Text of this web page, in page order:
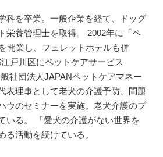
科を卒業。一般企業を経て、ドッグ
栄養管理士を取得。 2002年に「ペ
開業し、フェレットホテルも併
戸川区にペットケアサービス
社団法人JAPANペットケアマネー
表理事として老犬の介護予防、問題
ウのセミナーを実施。老犬介護のプ
いる。 「愛犬の介護がない世界を
る活動を続けている。